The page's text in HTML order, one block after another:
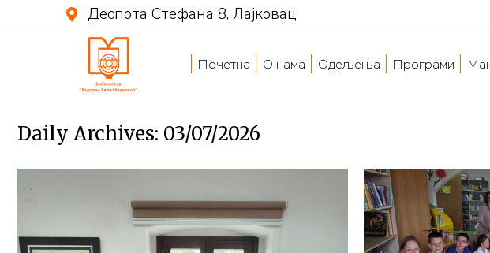
Деспота Стефана 8, Лајковац
Почетна О нама Одељења Програми
Daily Archives: 03/07/2026